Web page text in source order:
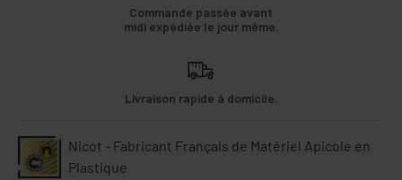
Commande passée avant
midi expédiée le jour même.
Livraison rapide à domicile.
Nicot - Fabricant Français de Matériel Apicole en
Plastique